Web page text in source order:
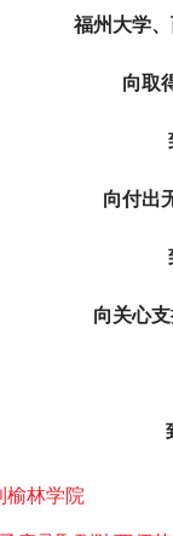
福州大学
向取
向付出
向关心
榆林学院